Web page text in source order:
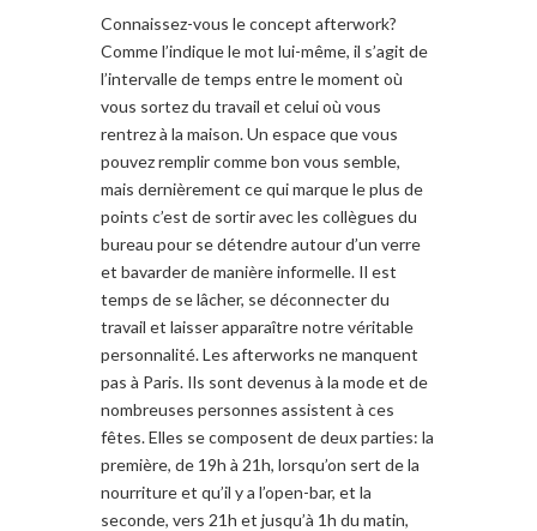
Connaissez-vous le concept afterwork?
Comme l’indique le mot lui-même, il s’agit de
l’intervalle de temps entre le moment où
vous sortez du travail et celui où vous
rentrez à la maison. Un espace que vous
pouvez remplir comme bon vous semble,
mais dernièrement ce qui marque le plus de
points c’est de sortir avec les collègues du
bureau pour se détendre autour d’un verre
et bavarder de manière informelle. Il est
temps de se lâcher, se déconnecter du
travail et laisser apparaître notre véritable
personnalité. Les afterworks ne manquent
pas à Paris. Ils sont devenus à la mode et de
nombreuses personnes assistent à ces
fêtes. Elles se composent de deux parties: la
première, de 19h à 21h, lorsqu’on sert de la
nourriture et qu’il y a l’open-bar, et la
seconde, vers 21h et jusqu’à 1h du matin,